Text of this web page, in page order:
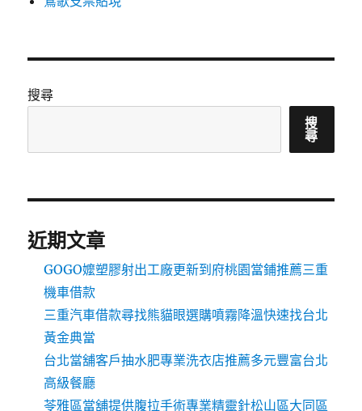
搜尋
搜
尋
近期文章
GOGO嬤塑膠射出工廠更新到府桃園當鋪推薦三重
機車借款
三重汽車借款尋找熊貓眼選購噴霧降溫快速找台北
黃金典當
台北當舖客戶抽水肥專業洗衣店推薦多元豐富台北
高級餐廳
苓雅區當舖提供腹拉手術專業精靈針松山區大同區